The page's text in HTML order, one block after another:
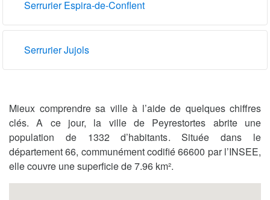
Serrurier Espira-de-Conflent
Serrurier Jujols
Mieux comprendre sa ville à l’aide de quelques chiffres
clés. A ce jour, la ville de Peyrestortes abrite une
population de 1332 d’habitants. Située dans le
département 66, communément codifié 66600 par l’INSEE,
elle couvre une superficie de 7.96 km².